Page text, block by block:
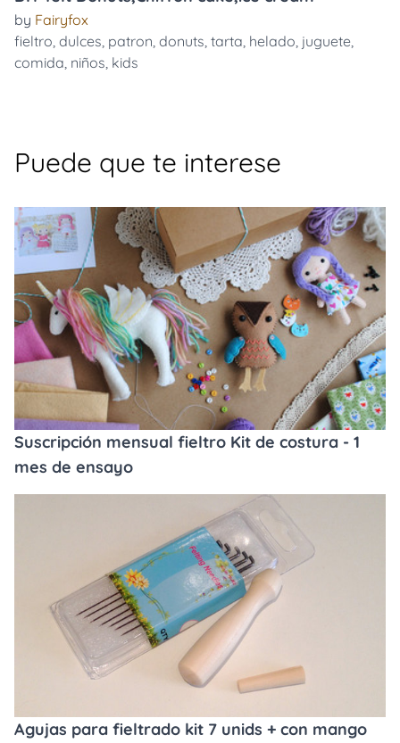
by Fairyfox
fieltro, dulces, patron, donuts, tarta, helado, juguete,
comida, niños, kids
Puede que te interese
Suscripción mensual fieltro Kit de costura - 1
mes de ensayo
Agujas para fieltrado kit 7 unids + con mango